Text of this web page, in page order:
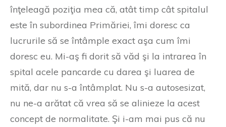
înţeleagă poziţia mea că, atât timp cât spitalul
este în subordinea Primăriei, îmi doresc ca
lucrurile să se întâmple exact aşa cum îmi
doresc eu. Mi-aş fi dorit să văd şi la intrarea în
spital acele pancarde cu darea şi luarea de
mită, dar nu s-a întâmplat. Nu s-a autosesizat,
nu ne-a arătat că vrea să se alinieze la acest
concept de normalitate. Şi i-am mai pus că nu